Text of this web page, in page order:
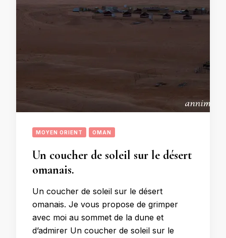
MOYEN ORIENT OMAN
Un coucher de soleil sur le désert
omanais.
Un coucher de soleil sur le désert
omanais. Je vous propose de grimper
avec moi au sommet de la dune et
d’admirer Un coucher de soleil sur le